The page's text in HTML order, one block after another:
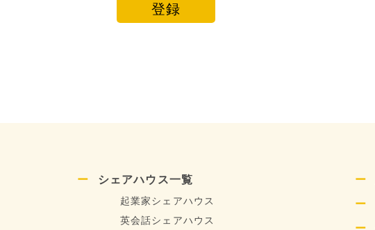
登録
シェアハウス一覧
起業家シェアハウス
英会話シェアハウス